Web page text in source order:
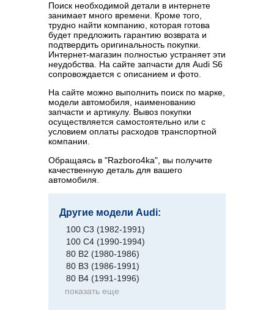
Поиск необходимой детали в интернете
занимает много времени. Кроме того,
трудно найти компанию, которая готова
будет предложить гарантию возврата и
подтвердить оригинальность покупки.
Интернет-магазин полностью устраняет эти
неудобства. На сайте запчасти для Audi S6
сопровождается с описанием и фото.
На сайте можно выполнить поиск по марке,
модели автомобиля, наименованию
запчасти и артикулу. Вывоз покупки
осуществляется самостоятельно или с
условием оплаты расходов транспортной
компании.
Обращаясь в "Razboro4ka", вы получите
качественную деталь для вашего
автомобиля.
Другие модели Audi:
100 C3 (1982-1991)
100 C4 (1990-1994)
80 B2 (1980-1986)
80 B3 (1986-1991)
80 B4 (1991-1996)
показать еще